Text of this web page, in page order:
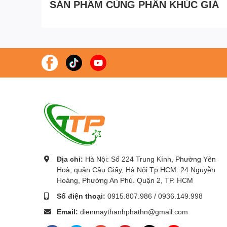
SẢN PHẨM CÙNG PHÂN KHÚC GIÁ
Địa chỉ: Hà Nội: Số 224 Trung Kính, Phường Yên
Hoà, quận Cầu Giấy, Hà Nội Tp.HCM: 24 Nguyễn
Hoàng, Phường An Phú. Quận 2, TP. HCM
Số điện thoại: 0915.807.986 / 0936.149.998
Email: dienmaythanhphathn@gmail.com